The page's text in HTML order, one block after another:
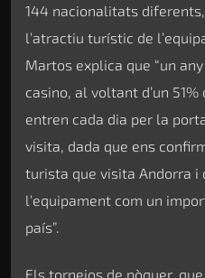
144 nacionalitats
l’atractiu turístic de
Martos explica que “un
casino, al voltant d’un
entren cada dia per la
visita, dada que ens
turista que visita Andorra i
l’equipament com un
país”.
Els tornejos de pòquer,